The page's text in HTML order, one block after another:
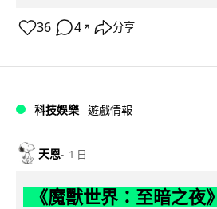
36 4 ↗ 分享
科技娛樂 遊戲情報
天恩 1 日
《魔獸世界：至暗之夜